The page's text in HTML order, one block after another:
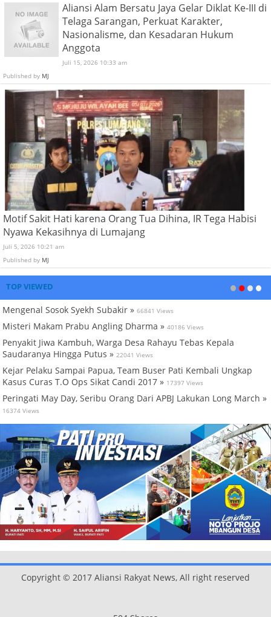
Aliansi Alam Bersatu Jaya Gelar Diklat Ke-III di
Telaga Sarangan, Perkuat Karakter,
Nasionalisme, dan Kesadaran Hukum
Anggota
Juli 15, 2026 10:33 am
Published by MJ
Motif Sakit Hati karena Orang Tua Dihina, IR Tega Habisi
Nyawa Kekasihnya di Lumajang
Juli 5, 2026 10:21 am
Published by MJ
TOP VIEWED
Mengenal Sosok Syekh Subakir » 66841 Views
Misteri Makam Prabu Angling Dharma » 40186 Views
Penyakit Jiwa Kambuh, Warga Desa Rahayu Tebas Kepala
Saudaranya Hingga Putus » 22041 Views
Kejar Pelaku Sampai Papua, Team Buser Pati Kembali Ungkap
Kasus Curas T.O Ops Sikat Candi 2017 » 17397 Views
Peringati May Day, Seribu Orang Dari APBJ Lakukan Long March »
16374 Views
Copyright © 2017 Aliansi Rakyat News, All right reserved